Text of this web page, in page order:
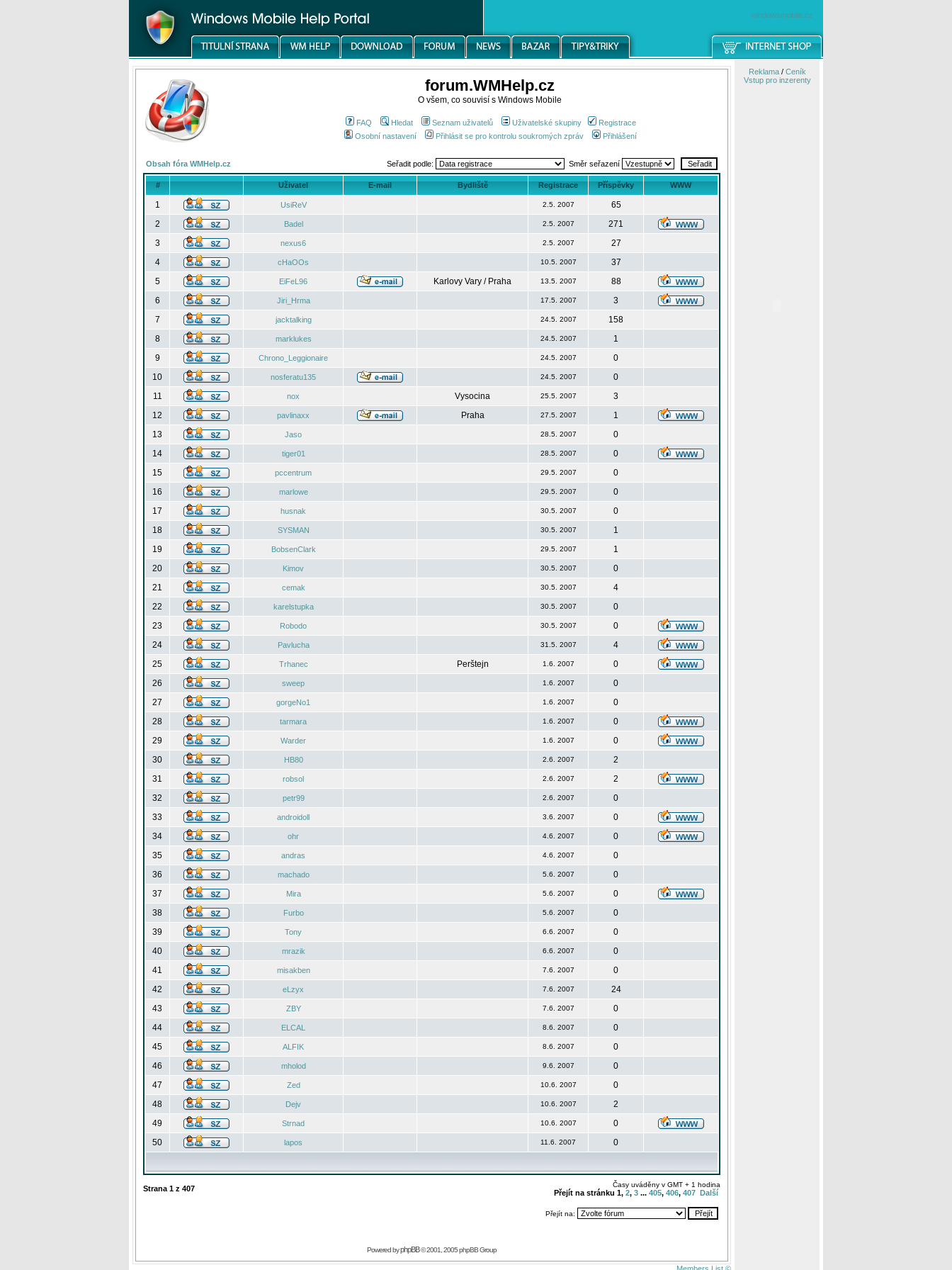
windowsmobile.cz
forum.WMHelp.cz
O všem, co souvisí s Windows Mobile
FAQ Hledat Seznam uživatelů Uživatelské skupiny
Registrace
Osobní nastavení
Přihlásit se pro kontrolu soukromých zpráv Přihlášení
Obsah fóra WMHelp.cz Seřadit podle: Směr seřazení
# Uživatel E-mail Bydliště Registrace Příspěvky WWW
1 UsiReV 2.5. 2007
65
2
Badel 2.5. 2007
271
3
nexus6 2.5. 2007
27
4
cHaOOs 10.5. 2007
37
5
EiFeL96 Karlovy Vary / Praha 13.5. 2007
88
6
Jiri_Hrma 17.5. 2007
3
7
jacktalking 24.5. 2007
158
8
marklukes 24.5. 2007
1
9
Chrono_Leggionaire 24.5. 2007
0
10
nosferatu135 24.5. 2007
0
11
nox Vysocina 25.5. 2007
3
12
pavlinaxx Praha 27.5. 2007
1
13
Jaso 28.5. 2007
0
14
tiger01 28.5. 2007
0
15
pccentrum 29.5. 2007
0
16
marlowe 29.5. 2007
0
17
husnak 30.5. 2007
0
18
SYSMAN 30.5. 2007
1
19
BobsenClark 29.5. 2007
1
20
Kimov 30.5. 2007
0
21
cemak 30.5. 2007
4
22
karelstupka 30.5. 2007
0
23
Robodo 30.5. 2007
0
24
Pavlucha 31.5. 2007
4
25
Trhanec Perštejn 1.6. 2007
0
26
sweep 1.6. 2007
0
27
gorgeNo1 1.6. 2007
0
28
tarmara 1.6. 2007
0
29
Warder 1.6. 2007
0
30
HB80 2.6. 2007
2
31
robsol 2.6. 2007
2
32
petr99 2.6. 2007
0
33
androidoll 3.6. 2007
0
34
ohr 4.6. 2007
0
35
andras 4.6. 2007
0
36
machado 5.6. 2007
0
37
Mira 5.6. 2007
0
38
Furbo 5.6. 2007
0
39
Tony 6.6. 2007
0
40
mrazik 6.6. 2007
0
41
misakben 7.6. 2007
0
42
eLzyx 7.6. 2007
24
43
ZBY 7.6. 2007
0
44
ELCAL 8.6. 2007
0
45
ALFIK 8.6. 2007
0
46
mholod 9.6. 2007
0
47
Zed 10.6. 2007
0
48
Dejv 10.6. 2007
2
49
Strnad 10.6. 2007
0
50
lapos 11.6. 2007 0
Strana 1 z 407 Časy uváděny v GMT + 1 hodina
Přejít na stránku 1, 2, 3 ... 405, 406, 407 Další
Přejít na:
Powered byphpBB© 2001, 2005 phpBB Group
Reklama/ Ceník
Vstup pro inzerenty